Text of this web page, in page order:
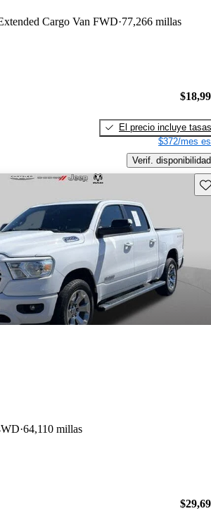
Cargo Van FWD 77,266 millas
El precio incluye tasas
$372/mes
Verif. disponibilidad
64,110 millas